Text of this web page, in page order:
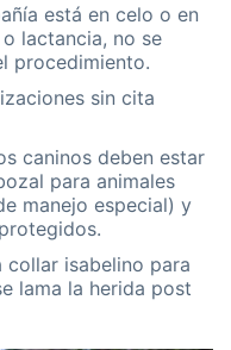
está en celo o en
lactancia, no se
procedimiento.
sin cita
caninos deben estar
para animales
manejo especial) y
collar isabelino para
lama la herida post